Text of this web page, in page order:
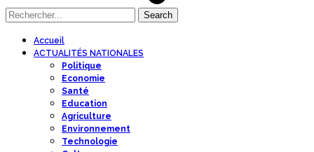
Accueil
ACTUALITÉS NATIONALES
Politique
Economie
Santé
Education
Agriculture
Environnement
Technologie